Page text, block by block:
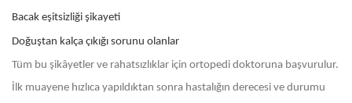
Bacak eşitsizliği şikayeti
Doğuştan kalça çıkığı sorunu olanlar
Tüm bu şikâyetler ve rahatsızlıklar için ortopedi doktoruna başvurulur.
İlk muayene hızlıca yapıldıktan sonra hastalığın derecesi ve durumu